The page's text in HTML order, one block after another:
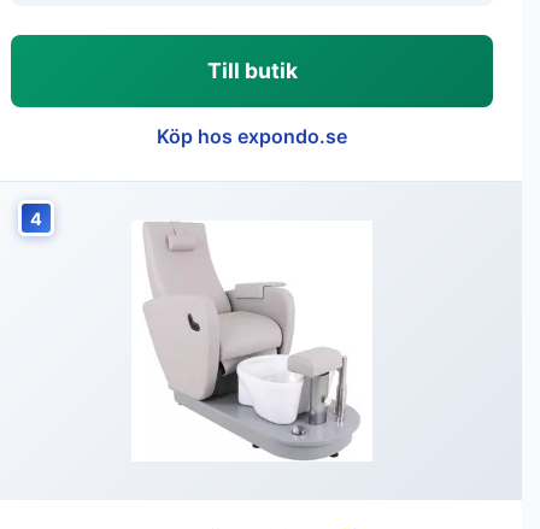
Till butik
Köp hos expondo.se
4